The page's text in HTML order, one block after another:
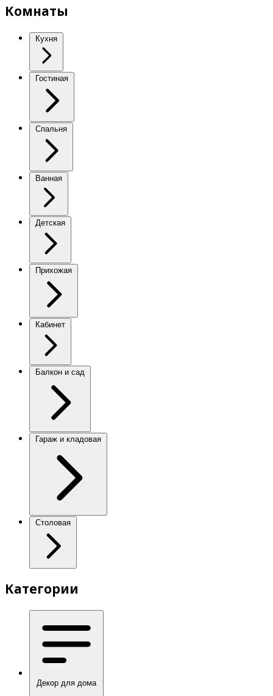
Комнаты
Кухня
Гостиная
Спальня
Ванная
Детская
Прихожая
Кабинет
Балкон и сад
Гараж и кладовая
Столовая
Категории
Декор для дома